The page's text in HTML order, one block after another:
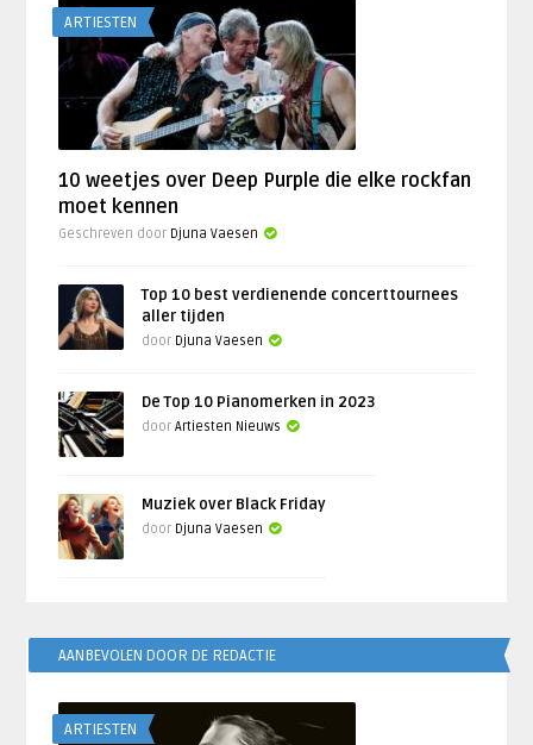
ARTIESTEN
10 weetjes over Deep Purple die elke rockfan
moet kennen
Geschreven door Djuna Vaesen
Top 10 best verdienende concerttournees
aller tijden
door Djuna Vaesen
De Top 10 Pianomerken in 2023
doorArtiesten Nieuws
Muziek over Black Friday
door Djuna Vaesen
AANBEVOLEN DOOR DE REDACTIE
ARTIESTEN